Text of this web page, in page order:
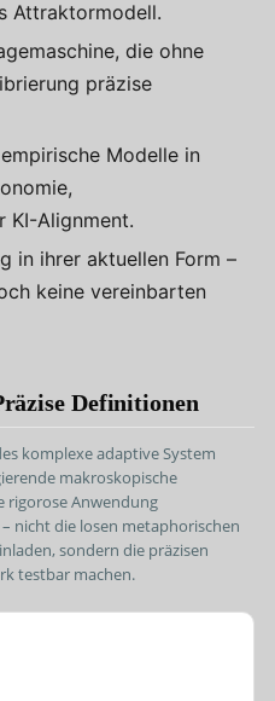
Attraktormodell.
die ohne
präzise
Modelle in
KI-Alignment.
in ihrer aktuellen Form –
keine vereinbarten
Definitionen
komplexe adaptive System
makroskopische
rigorose Anwendung
nicht die losen metaphorischen
sondern die präzisen
testbar machen.